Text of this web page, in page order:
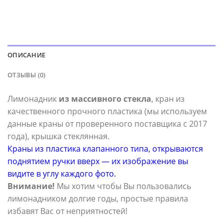
ОПИСАНИЕ
ОТЗЫВЫ (0)
Лимонадник из массивного стекла, кран из
качественного прочного пластика (мы используем
данные краны от проверенного поставщика с 2017
года), крышка стеклянная.
Краны из пластика клапанного типа, открываются
поднятием ручки вверх — их изображение вы
видите в углу каждого фото.
Внимание! Мы хотим чтобы Вы пользовались
лимонадником долгие годы, простые правила
избавят Вас от неприятностей!